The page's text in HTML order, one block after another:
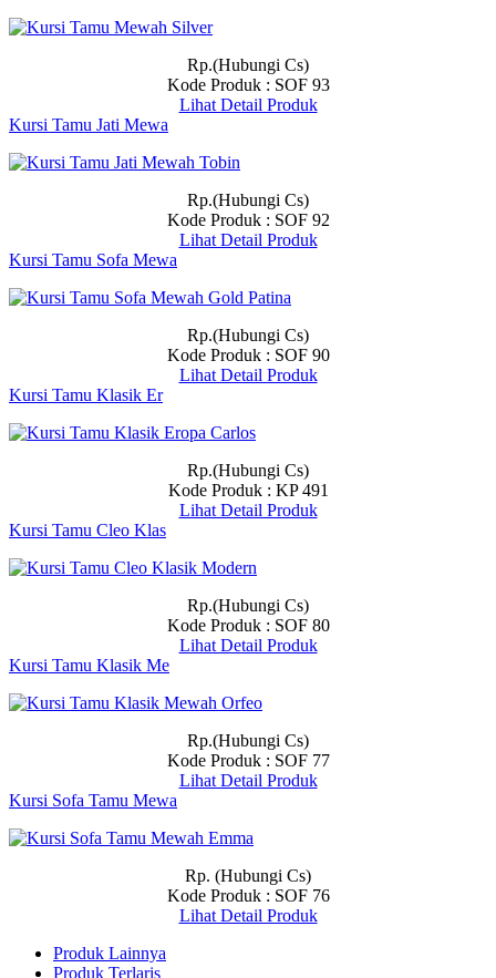
Rp.(Hubungi Cs)
Kode Produk : SOF 93
Lihat Detail Produk
Kursi Tamu Jati Mewa
Rp.(Hubungi Cs)
Kode Produk : SOF 92
Lihat Detail Produk
Kursi Tamu Sofa Mewa
Rp.(Hubungi Cs)
Kode Produk : SOF 90
Lihat Detail Produk
Kursi Tamu Klasik Er
Rp.(Hubungi Cs)
Kode Produk : KP 491
Lihat Detail Produk
Kursi Tamu Cleo Klas
Rp.(Hubungi Cs)
Kode Produk : SOF 80
Lihat Detail Produk
Kursi Tamu Klasik Me
Rp.(Hubungi Cs)
Kode Produk : SOF 77
Lihat Detail Produk
Kursi Sofa Tamu Mewa
Rp. (Hubungi Cs)
Kode Produk : SOF 76
Lihat Detail Produk
Produk Lainnya
Produk Terlaris